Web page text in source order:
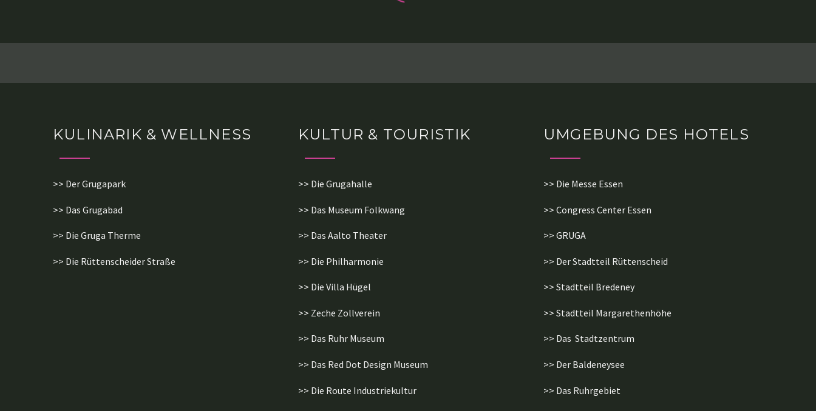
KULINARIK & WELLNESS
>> Der Grugapark
>> Das Grugabad
>> Die Gruga Therme
>> Die Rüttenscheider Straße
KULTUR & TOURISTIK
>> Die Grugahalle
>> Das Museum Folkwang
>> Das Aalto Theater
>> Die Philharmonie
>> Die Villa Hügel
>> Zeche Zollverein
>> Das Ruhr Museum
>> Das Red Dot Design Museum
>> Die Route Industriekultur
UMGEBUNG DES HOTELS
>> Die Messe Essen
>> Congress Center Essen
>> GRUGA
>> Der Stadtteil Rüttenscheid
>> Stadtteil Bredeney
>> Stadtteil Margarethenhöhe
>> Das Stadtzentrum
>> Der Baldeneysee
>> Das Ruhrgebiet